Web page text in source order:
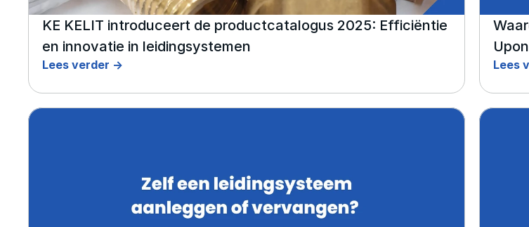
KE KELIT introduceert de productcatalogus 2025: Efficiëntie
en innovatie in leidingsystemen
Lees verder -> Lees